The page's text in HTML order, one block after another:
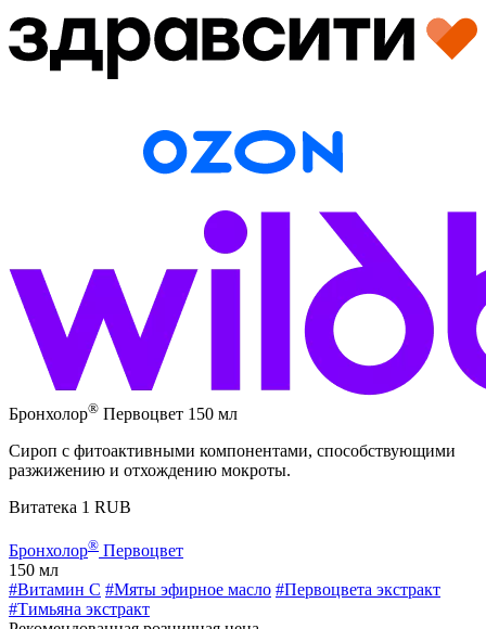
Бронхолор® Первоцвет 150 мл
Сироп с фитоактивными компонентами, способствующими
разжижению и отхождению мокроты.
Витатека 1 RUB
Бронхолор® Первоцвет
150 мл
#Витамин C #Мяты эфирное масло #Первоцвета экстракт
#Тимьяна экстракт